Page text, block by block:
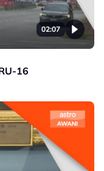
02:07
16